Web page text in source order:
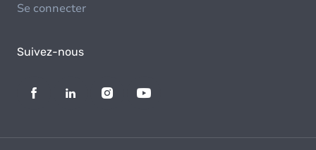
Se connecter
Suivez-nous